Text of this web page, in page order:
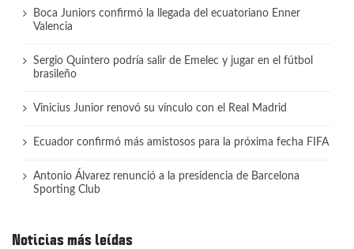
Boca Juniors confirmó la llegada del ecuatoriano Enner
Valencia
Sergio Quintero podría salir de Emelec y jugar en el fútbol
brasileño
Vinicius Junior renovó su vínculo con el Real Madrid
Ecuador confirmó más amistosos para la próxima fecha FIFA
Antonio Álvarez renunció a la presidencia de Barcelona
Sporting Club
Noticias más leídas